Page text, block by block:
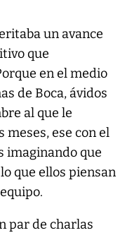
un avance
que
en el medio
de Boca, ávidos
al que le
ese con el
imaginando que
que ellos piensan
par de charlas